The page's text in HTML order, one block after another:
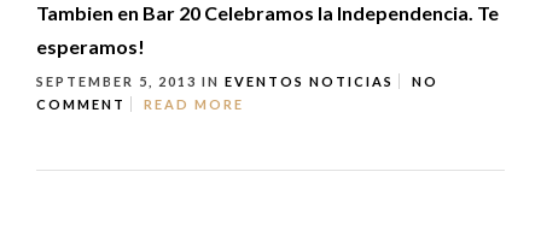
Tambien en Bar 20 Celebramos la Independencia. Te
esperamos!
SEPTEMBER 5, 2013 IN EVENTOS NOTICIAS
NO
COMMENT
READ MORE